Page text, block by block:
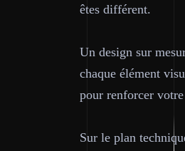
êtes différent.
Un design sur
chaque élément
pour renforcer
Sur le plan